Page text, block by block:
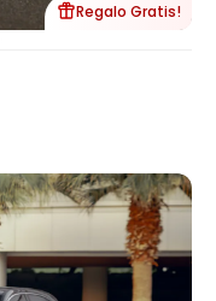
Regalo Gratis!